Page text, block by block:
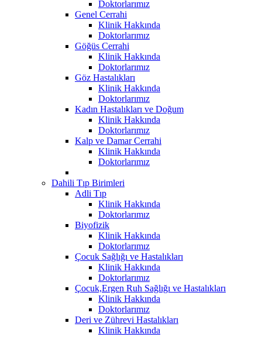
Doktorlarımız
Genel Cerrahi
Klinik Hakkında
Doktorlarımız
Göğüs Cerrahi
Klinik Hakkında
Doktorlarımız
Göz Hastalıkları
Klinik Hakkında
Doktorlarımız
Kadın Hastalıkları ve Doğum
Klinik Hakkında
Doktorlarımız
Kalp ve Damar Cerrahi
Klinik Hakkında
Doktorlarımız
Dahili Tıp Birimleri
Adli Tıp
Klinik Hakkında
Doktorlarımız
Biyofizik
Klinik Hakkında
Doktorlarımız
Çocuk Sağlığı ve Hastalıkları
Klinik Hakkında
Doktorlarımız
Çocuk,Ergen Ruh Sağlığı ve Hastalıkları
Klinik Hakkında
Doktorlarımız
Deri ve Zührevi Hastalıkları
Klinik Hakkında